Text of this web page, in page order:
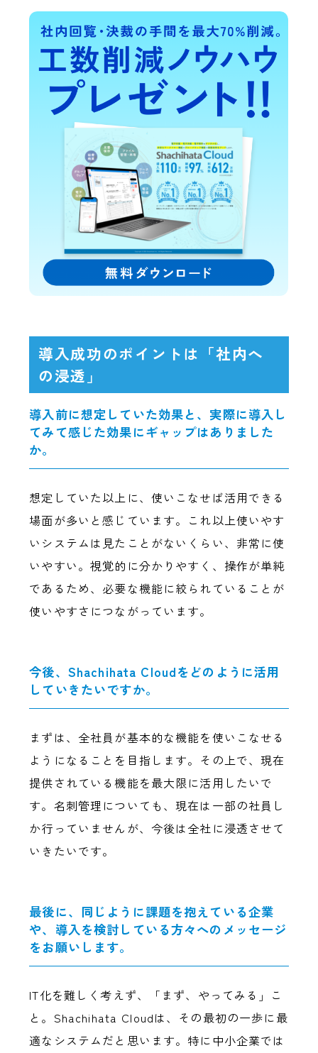
導入成功のポイントは「社内へ
の浸透」
導入前に想定していた効果と、実際に導入し
てみて感じた効果にギャップはありました
か。
想定していた以上に、使いこなせば活用できる
場面が多いと感じています。これ以上使いやす
いシステムは見たことがないくらい、非常に使
いやすい。視覚的に分かりやすく、操作が単純
であるため、必要な機能に絞られていることが
使いやすさにつながっています。
今後、Shachihata Cloudをどのように活用
していきたいですか。
まずは、全社員が基本的な機能を使いこなせる
ようになることを目指します。その上で、現在
提供されている機能を最大限に活用したいで
す。名刺管理についても、現在は一部の社員し
か行っていませんが、今後は全社に浸透させて
いきたいです。
最後に、同じように課題を抱えている企業
や、導入を検討している方々へのメッセージ
をお願いします。
IT化を難しく考えず、「まず、やってみる」こ
と。Shachihata Cloudは、その最初の一歩に最
適なシステムだと思います。特に中小企業では